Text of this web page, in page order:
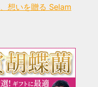
想いを贈る Selam